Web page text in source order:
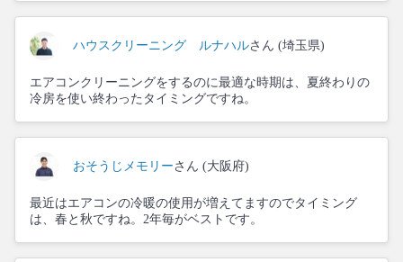
ハウスクリーニング ルナハルさん (埼玉県)
エアコンクリーニングをするのに最適な時期は、夏終わりの
冷房を使い終わったタイミングですね。
おそうじメモリー さん (大阪府)
最近はエアコンの冷暖の使用が増えてますのでタイミング
は、春と秋ですね。2年毎がベストです。